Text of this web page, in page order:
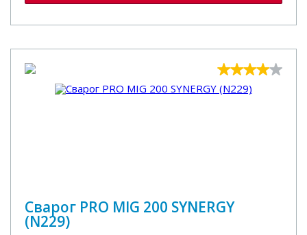
Сварог PRO MIG 200 SYNERGY
(N229)